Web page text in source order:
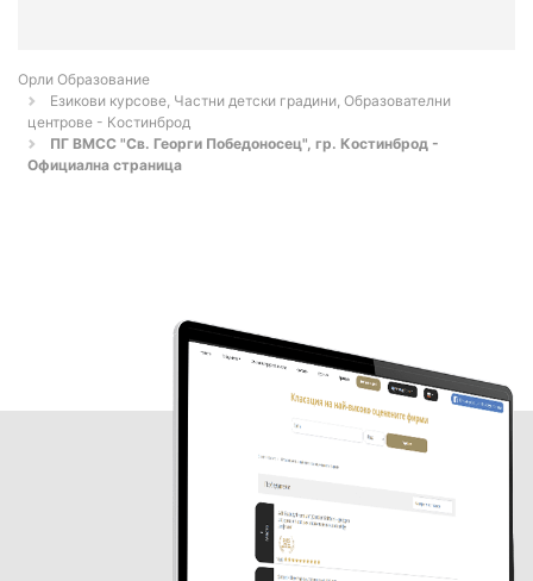
Орли Образование
Езикови курсове, Частни детски градини, Образователни
центрове - Костинброд
ПГ ВМСС "Св. Георги Победоносец", гр. Костинброд -
Официална страница